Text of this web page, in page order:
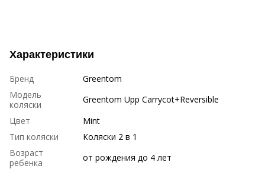
Характеристики
Бренд
Greentom
Модель
коляски
Greentom Upp Carrycot+Reversible
Цвет
Mint
Тип коляски
Коляски 2 в 1
Возраст
ребенка
от рождения до 4 лет